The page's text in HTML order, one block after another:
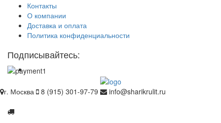
Контакты
О компании
Доставка и оплата
Политика конфиденциальности
Подписывайтесь:
г. Москва 8 (915) 301-97-79 info@sharikrulit.ru